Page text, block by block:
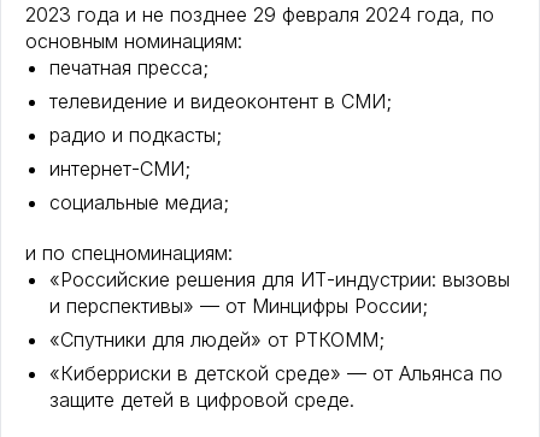
2023 года и не позднее 29 февраля 2024 года, по
основным номинациям:
печатная пресса;
телевидение и видеоконтент в СМИ;
радио и подкасты;
интернет-СМИ;
социальные медиа;
и по спецноминациям:
«Российские решения для ИТ-индустрии: вызовы
и перспективы» — от Минцифры России;
«Спутники для людей» от РТКОММ;
«Киберриски в детской среде» — от Альянса по
защите детей в цифровой среде.